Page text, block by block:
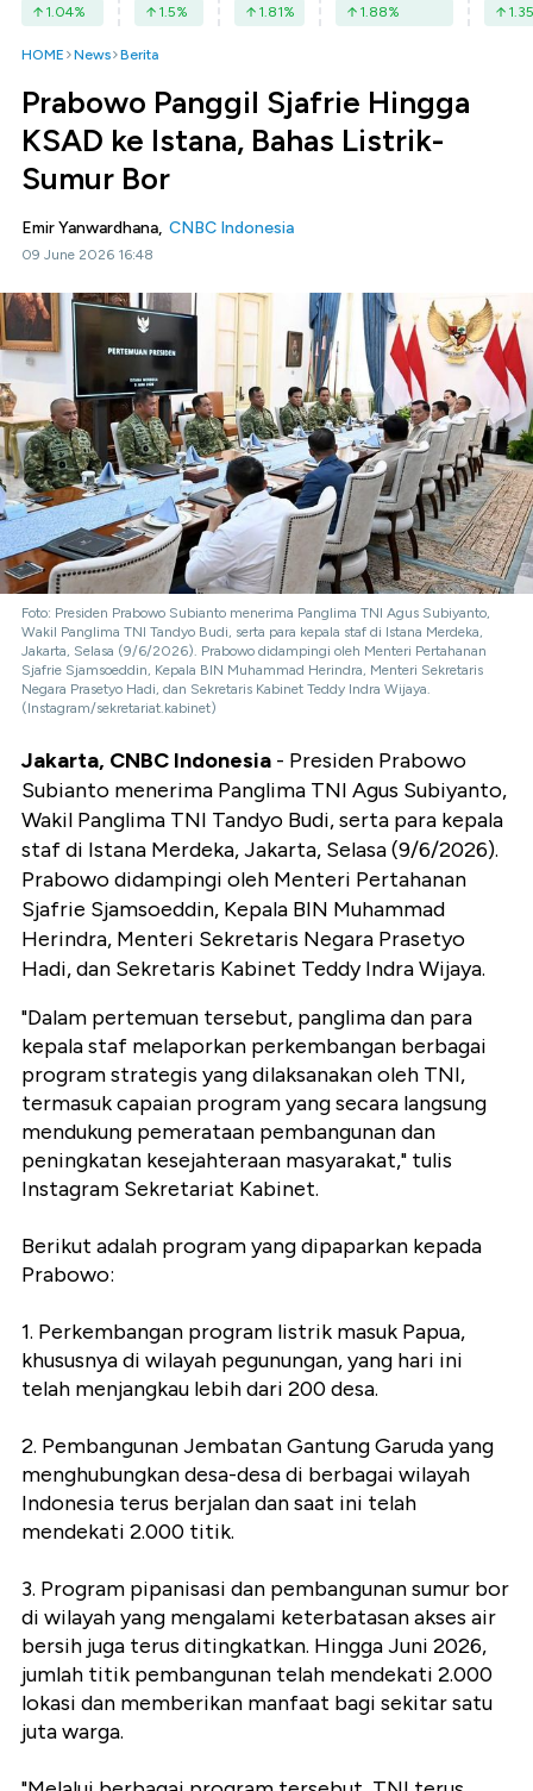
1.04% 1.5% 1.81% 1.88% 1.35
HOME News Berita
Prabowo Panggil Sjafrie Hingga
KSAD ke Istana, Bahas Listrik-
Sumur Bor
Emir Yanwardhana, CNBC Indonesia
09 June 2026 16:48
Foto: Presiden Prabowo Subianto menerima Panglima TNI Agus Subiyanto,
Wakil Panglima TNI Tandyo Budi, serta para kepala staf di Istana Merdeka,
Jakarta, Selasa (9/6/2026). Prabowo didampingi oleh Menteri Pertahanan
Sjafrie Sjamsoeddin, Kepala BIN Muhammad Herindra, Menteri Sekretaris
Negara Prasetyo Hadi, dan Sekretaris Kabinet Teddy Indra Wijaya.
(Instagram/sekretariat.kabinet)
Jakarta, CNBC Indonesia - Presiden Prabowo
Subianto menerima Panglima TNI Agus Subiyanto,
Wakil Panglima TNI Tandyo Budi, serta para kepala
staf di Istana Merdeka, Jakarta, Selasa (9/6/2026).
Prabowo didampingi oleh Menteri Pertahanan
Sjafrie Sjamsoeddin, Kepala BIN Muhammad
Herindra, Menteri Sekretaris Negara Prasetyo
Hadi, dan Sekretaris Kabinet Teddy Indra Wijaya.
"Dalam pertemuan tersebut, panglima dan para
kepala staf melaporkan perkembangan berbagai
program strategis yang dilaksanakan oleh TNI,
termasuk capaian program yang secara langsung
mendukung pemerataan pembangunan dan
peningkatan kesejahteraan masyarakat," tulis
Instagram Sekretariat Kabinet.
Berikut adalah program yang dipaparkan kepada
Prabowo:
1. Perkembangan program listrik masuk Papua,
khususnya di wilayah pegunungan, yang hari ini
telah menjangkau lebih dari 200 desa.
2. Pembangunan Jembatan Gantung Garuda yang
menghubungkan desa-desa di berbagai wilayah
Indonesia terus berjalan dan saat ini telah
mendekati 2.000 titik.
3. Program pipanisasi dan pembangunan sumur bor
di wilayah yang mengalami keterbatasan akses air
bersih juga terus ditingkatkan. Hingga Juni 2026,
jumlah titik pembangunan telah mendekati 2.000
lokasi dan memberikan manfaat bagi sekitar satu
juta warga.